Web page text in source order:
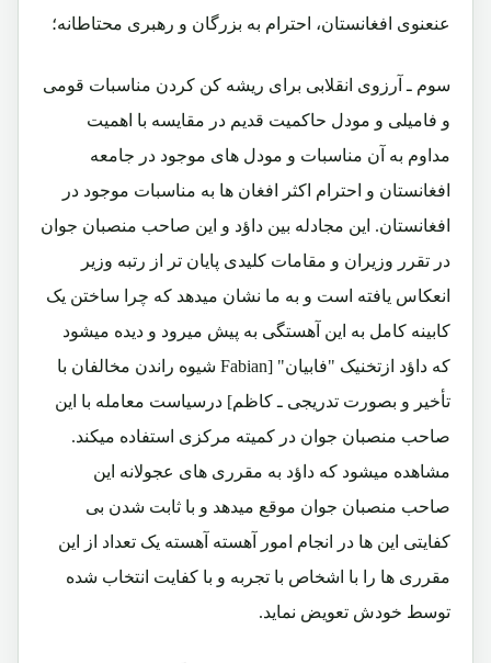
عنعنوی افغانستان، احترام به بزرگان و رهبری محتاطانه؛
سوم ـ آرزوی انقلابی برای ریشه کن کردن مناسبات قومی
و فامیلی و مودل حاکمیت قدیم در مقایسه با اهمیت
مداوم به آن مناسبات و مودل های موجود در جامعه
افغانستان و احترام اکثر افغان ها به مناسبات موجود در
افغانستان. این مجادله بین داؤد و این صاحب منصبان جوان
در تقرر وزیران و مقامات کلیدی پایان تر از رتبه وزیر
انعکاس یافته است و به ما نشان میدهد که چرا ساختن یک
کابینه کامل به این آهستگی به پیش میرود و دیده میشود
که داؤد ازتخنیک "فابیان" [Fabian شیوه راندن مخالفان با
تأخیر و بصورت تدریجی ـ کاظم] درسیاست معامله با این
صاحب منصبان جوان در کمیته مرکزی استفاده میکند.
مشاهده میشود که داؤد به مقرری های عجولانه این
صاحب منصبان جوان موقع میدهد و با ثابت شدن بی
کفایتی این ها در انجام امور آهسته آهسته یک تعداد از این
مقرری ها را با اشخاص با تجربه و با کفایت انتخاب شده
توسط خودش تعویض نماید.